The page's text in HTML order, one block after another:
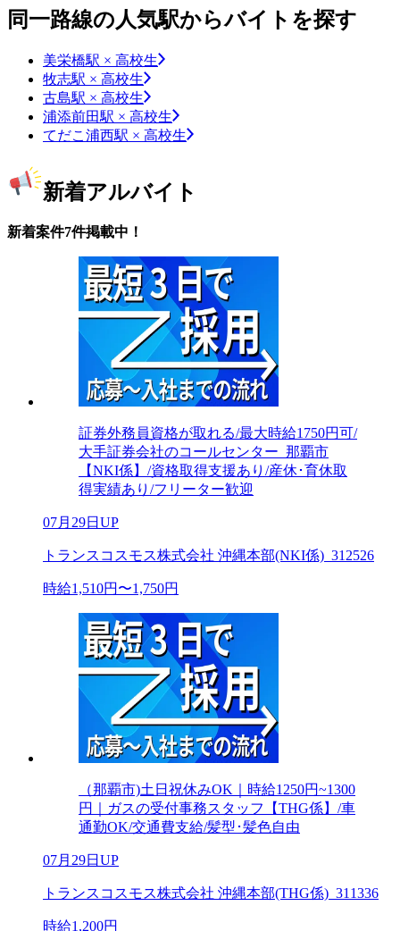
同一路線の人気駅からバイトを探す
美栄橋駅 × 高校生
牧志駅 × 高校生
古島駅 × 高校生
浦添前田駅 × 高校生
てだこ浦西駅 × 高校生
新着アルバイト
新着案件7件掲載中！
証券外務員資格が取れる/最大時給1750円可/
大手証券会社のコールセンター_那覇市
【NKI係】/資格取得支援あり/産休･育休取
得実績あり/フリーター歓迎
07月29日UP
トランスコスモス株式会社 沖縄本部(NKI係)_312526
時給1,510円〜1,750円
（那覇市)土日祝休みOK｜時給1250円~1300
円｜ガスの受付事務スタッフ【THG係】/車
通勤OK/交通費支給/髪型･髪色自由
07月29日UP
トランスコスモス株式会社 沖縄本部(THG係)_311336
時給1,200円